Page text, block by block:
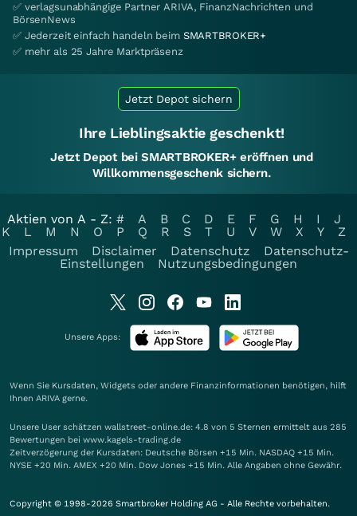
✅ verlagsunabhängige Partner ARIVA, FinanzNachrichten und
BörsenNews
✅ Jederzeit einfach handeln beim SMARTBROKER+
✅ mehr als 25 Jahre Marktpräsenz
Jetzt Depot sichern
Ihre Lieblingsaktie geschenkt!
Jetzt Depot bei SMARTBROKER+ eröffnen und
Willkommensgeschenk sichern.
Aktien von A - Z: # A B C D E F G H I
J
K
L M N O P Q R S T U V W X Y
Z
Impressum
Disclaimer Datenschutz
Datenschutz-
Einstellungen
Nutzungsbedingungen
Unsere Apps:
Wenn Sie Kursdaten, Widgets oder andere Finanzinformationen benötigen, hilft
Ihnen ARIVA gerne.
Unsere User schätzen wallstreet-online.de: 4.8 von 5 Sternen ermittelt aus 285
Bewertungen bei www.kagels-trading.de
Zeitverzögerung der Kursdaten: Deutsche Börsen +15 Min. NASDAQ +15 Min.
NYSE +20 Min. AMEX +20 Min. Dow Jones +15 Min. Alle Angaben ohne Gewähr.
Copyright © 1998-2026 Smartbroker Holding AG - Alle Rechte vorbehalten.